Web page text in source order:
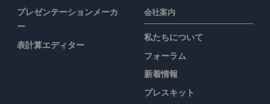
プレゼンテーションメーカ
ー
表計算エディター
会社案内
私たちについて
フォーラム
新着情報
プレスキット